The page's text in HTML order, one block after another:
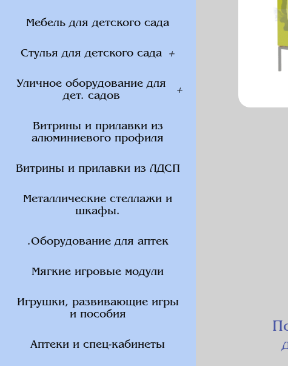
Мебель для детского сада
Стулья для детского сада
Уличное оборудование для
дет. садов
Витрины и прилавки из
алюминиевого профиля
Витрины и прилавки из ЛДСП
Металлические стеллажи и
шкафы.
.Оборудование для аптек
Мягкие игровые модули
Игрушки, развивающие игры
и пособия
Аптеки и спец-кабинеты